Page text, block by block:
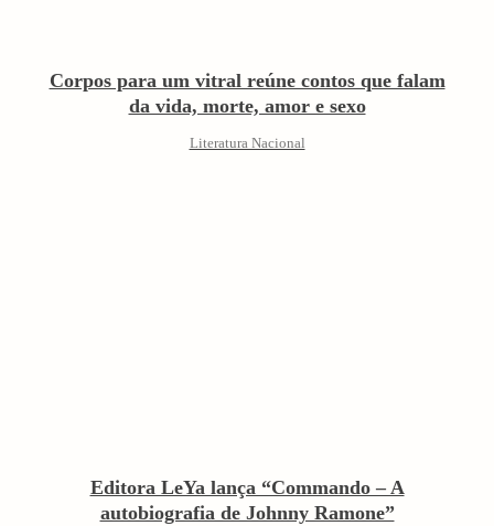
Corpos para um vitral reúne contos que falam
da vida, morte, amor e sexo
Literatura Nacional
Editora LeYa lança “Commando – A
autobiografia de Johnny Ramone”